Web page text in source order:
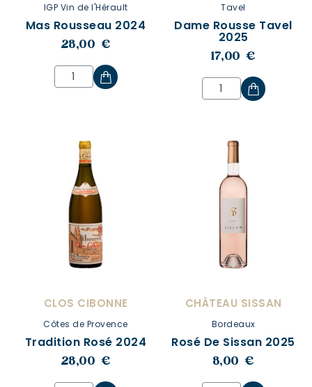
IGP Vin de l'Hérault
Mas Rousseau 2024
28,00 €
Tavel
Dame Rousse Tavel
2025
17,00 €
CLOS CIBONNE
Côtes de Provence
Tradition Rosé 2024
28,00 €
CHÂTEAU SISSAN
Bordeaux
Rosé De Sissan 2025
8,00 €